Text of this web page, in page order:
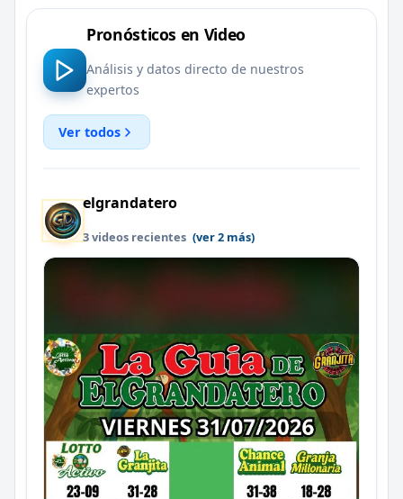
Pronósticos en Video
Análisis y datos directo de nuestros
expertos
Ver todos
elgrandatero
3 videos recientes (ver 2 más)